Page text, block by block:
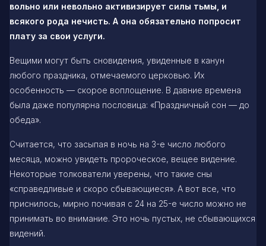
вольно или невольно активизирует силы тьмы, и
всякого рода нечисть. А она обязательно попросит
плату за свои услуги.
Вещими могут быть сновидения, увиденные в канун
любого праздника, отмечаемого церковью. Их
особенность — скорое воплощение. В давние времена
была даже популярна пословица: «Праздничный сон — до
обеда».
Считается, что засыпая в ночь на 3-е число любого
месяца, можно увидеть пророческое, вещее видение.
Некоторые толкователи уверены, что такие сны
«справедливые и скоро сбывающиеся». А вот все, что
приснилось, мирно почивая с 24 на 25-е число можно не
принимать во внимание. Это ночь пустых, не сбывающихся
видений.